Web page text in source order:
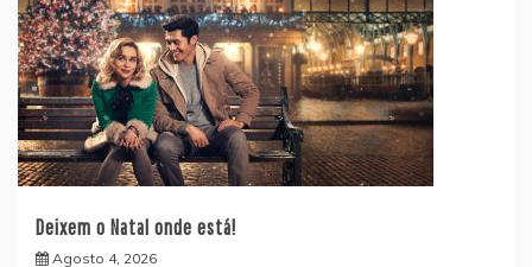
Deixem o Natal onde está!
Agosto 4, 2026